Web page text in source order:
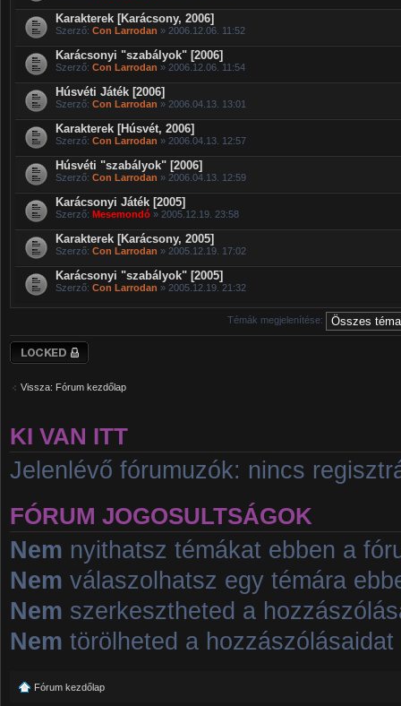
Karakterek [Karácsony, 2006]
Szerző: Con Larrodan » 2006.12.06. 11:52
Karácsonyi "szabályok" [2006]
Szerző: Con Larrodan » 2006.12.06. 11:54
Húsvéti Játék [2006]
Szerző: Con Larrodan » 2006.04.13. 13:01
Karakterek [Húsvét, 2006]
Szerző: Con Larrodan » 2006.04.13. 12:57
Húsvéti "szabályok" [2006]
Szerző: Con Larrodan » 2006.04.13. 12:59
Karácsonyi Játék [2005]
Szerző: Mesemondó » 2005.12.19. 23:58
Karakterek [Karácsony, 2005]
Szerző: Con Larrodan » 2005.12.19. 17:02
Karácsonyi "szabályok" [2005]
Szerző: Con Larrodan » 2005.12.19. 21:32
Témák megjelenítése:
Lezárt fórum
Vissza: Fórum kezdőlap
KI VAN ITT
Jelenlévő fórumuzók: nincs
FÓRUM JOGOSULTSÁGOK
Nem nyithatsz témákat ebben a
Nem válaszolhatsz egy témára
Nem szerkesztheted a
Nem törölheted a
Fórum kezdőlap